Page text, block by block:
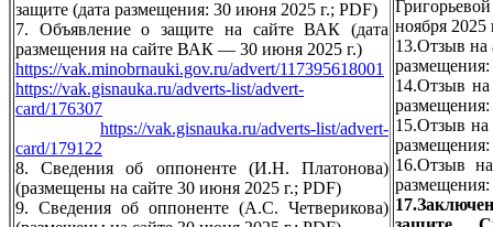
защите (дата размещения: 30 июня 2025 г.; PDF)
7. Объявление о защите на сайте ВАК (дата
размещения на сайте ВАК — 30 июня 2025 г.)
https://vak.minobrnauki.gov.ru/advert/117395618001
https://vak.gisnauka.ru/adverts-list/advert-
card/176307
https://vak.gisnauka.ru/adverts-list/advert-
card/179122
8. Сведения об оппоненте (И.Н. Платонова)
(размещены на сайте 30 июня 2025 г.; PDF)
9. Сведения об оппоненте (А.С. Четверикова)
ноября 2025
13.Отзыв на
14.Отзыв на
размещения:
15.Отзыв на
размещения:
16.Отзыв
размещения: